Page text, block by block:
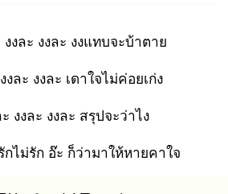
งงละ งงละ งงแทบจะบ้าตาย
งละ งงละ เดาใจไม่ค่อยเก่ง
ะ งงละ งงละ สรุปจะว่าไง
กไม่รัก อ๊ะ ก็ว่ามาให้หายคาใจ